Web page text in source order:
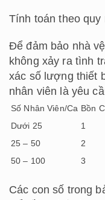
Tính toán theo quy
Để đảm bảo nhà
không xảy ra tình
xác số lượng thiết
nhân viên là yêu
Số Nhân Viên/Ca Bồn
Dưới 25
1
25 – 50
2
50 – 100
3
Các con số trong